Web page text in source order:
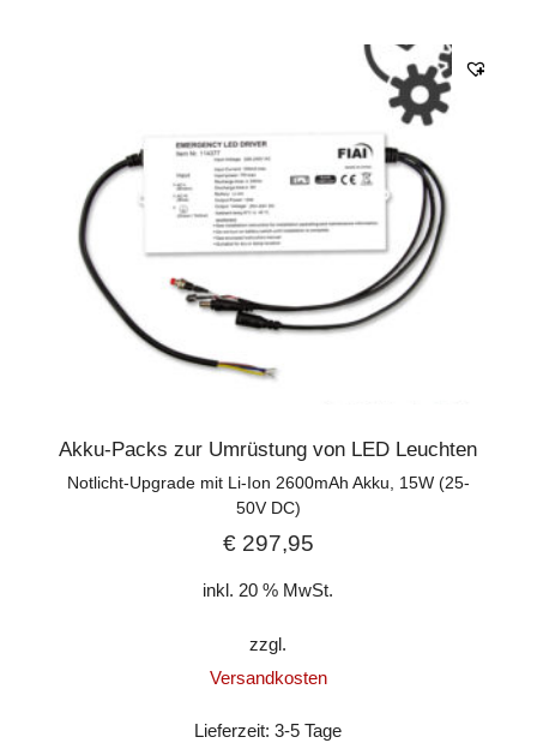
Akku-Packs zur Umrüstung von LED Leuchten
Notlicht-Upgrade mit Li-Ion 2600mAh Akku, 15W (25-
50V DC)
€297,95
inkl. 20 % MwSt.
zzgl.
Versandkosten
Lieferzeit:3-5 Tage